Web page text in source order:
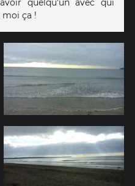
quelqu'un avec qui
moi ça !